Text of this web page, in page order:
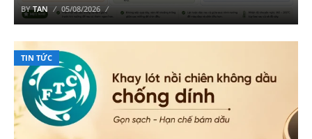
BYTAN 05/08/2026
TIN TỨC